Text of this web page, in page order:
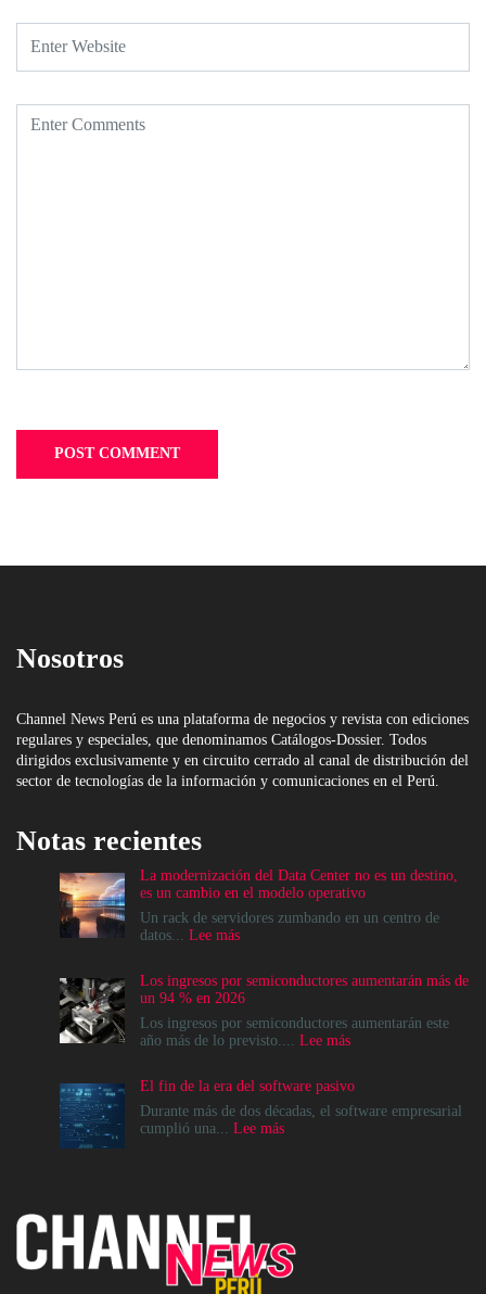
Nosotros
Channel News Perú es una plataforma de negocios y revista con ediciones
regulares y especiales, que denominamos Catálogos-Dossier. Todos
dirigidos exclusivamente y en circuito cerrado al canal de distribución del
sector de tecnologías de la información y comunicaciones en el Perú.
Notas recientes
La modernización del Data Center no es un destino,
es un cambio en el modelo operativo
Un rack de servidores zumbando en un centro de
datos... Lee más:
del
Data
Center
no
destino,
es
un
operativo
Los ingresos por semiconductores aumentarán más de
un 94 % en 2026
Los ingresos por semiconductores aumentarán este
año más de lo previsto.... Lee más:
por
semiconductores
El fin de la era del software pasivo
Durante más de dos décadas, el software empresarial
cumplió una... Lee más:
software
pasivo